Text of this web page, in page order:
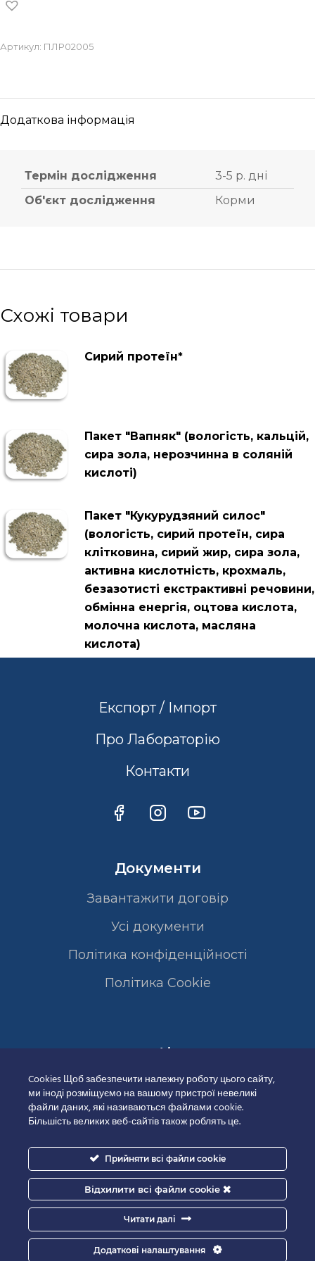
Артикул: ПЛР02005
Додаткова інформація
Термін дослідження
3-5 р. дні
Об'єкт дослідження
Корми
Схожі товари
Сирий протеїн*
Пакет "Вапняк" (вологість, кальцій,
сира зола, нерозчинна в соляній
кислоті)
Пакет "Кукурудзяний силос"
(вологість, сирий протеїн, сира
клітковина, сирий жир, сира зола,
активна кислотність, крохмаль,
безазотисті екстрактивні речовини,
обмінна енергія, оцтова кислота,
молочна кислота, масляна
кислота)
Експорт / Імпорт
Про Лабораторію
Контакти
Документи
Завантажити договір
Усі документи
Політика конфіденційності
Полiтика Cookie
Сертифікати
Good-IT.com.ua for Biolights - All rights reserved.
Cookies Щоб забезпечити належну роботу цього сайту,
ми іноді розміщуємо на вашому пристрої невеликі
файли даних, які називаються файлами cookie.
Більшість великих веб-сайтів також роблять це.
Прийняти всі файли cookie
Відхилити всі файли cookie
Читати далі
Додаткові налаштування